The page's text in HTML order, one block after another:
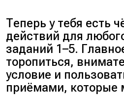
Теперь у тебя есть
действий для
заданий 1–5.
торопиться,
условие и
приёмами, которые